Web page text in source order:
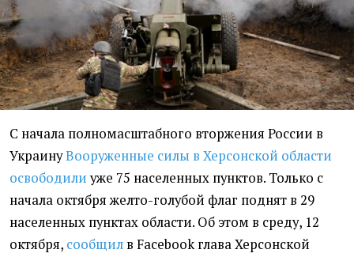
С начала полномасштабного вторжения России в
УкраинуВооруженные силы в Херсонской области
освободилиуже 75 населенных пунктов. Только с
начала октября желто-голубой флаг поднят в 29
населенных пунктах области. Об этом в среду, 12
октября, сообщил в Facebook глава Херсонской